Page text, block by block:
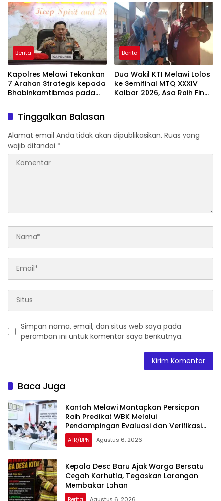
Peringkat Lebih Baik
Berlanjut
Berita
Kapolres Melawi Tekankan
7 Arahan Strategis kepada
Bhabinkamtibmas pada
Berita
Dua Wakil KTI Melawi Lolos
ke Semifinal MTQ XXXIV
Kalbar 2026, Asa Raih Final
Tinggalkan Balasan
Alamat email Anda tidak akan dipublikasikan. Ruas yang
wajib ditandai *
Simpan nama, email, dan situs web saya pada
peramban ini untuk komentar saya berikutnya.
Baca Juga
Kantah Melawi Mantapkan Persiapan
Raih Predikat WBK Melalui
Pendampingan Evaluasi dan Verifikasi
Lapangan
ATR/BPN Agustus 6, 2026
Kepala Desa Baru Ajak Warga Bersatu
Cegah Karhutla, Tegaskan Larangan
Membakar Lahan
Berita Agustus 6, 2026